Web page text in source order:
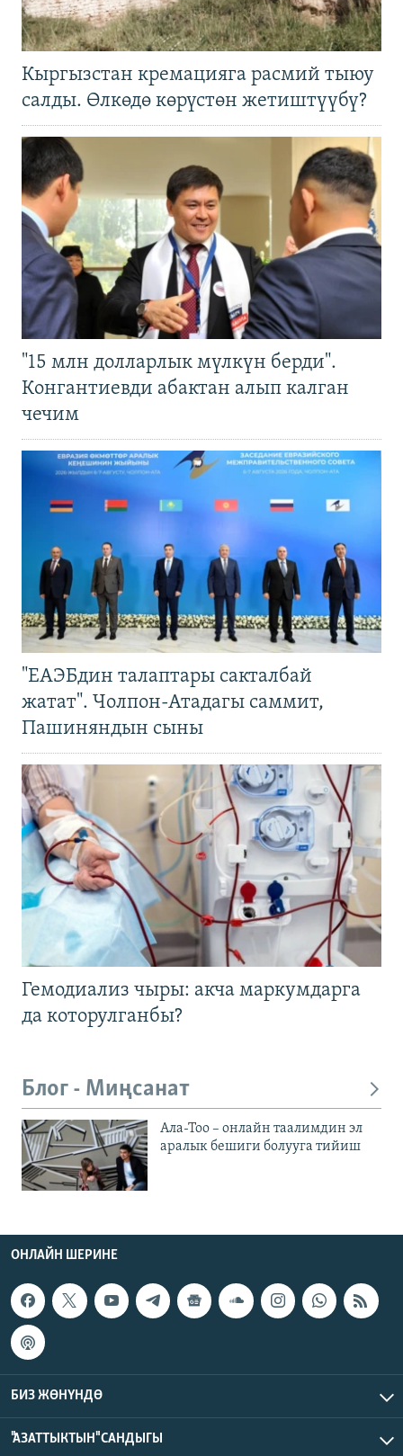
Кыргызстан кремацияга расмий тыюу
салды. Өлкөдө көрүстөн жетиштүүбү?
"15 млн долларлык мүлкүн берди".
Конгантиевди абактан алып калган
чечим
"ЕАЭБдин талаптары сакталбай
жатат". Чолпон-Атадагы саммит,
Пашиняндын сыны
Гемодиализ чыры: акча маркумдарга
да которулганбы?
Блог - Миңсанат
Ала-Тоо – онлайн таалимдин эл
аралык бешиги болууга тийиш
ОНЛАЙН ШЕРИНЕ
БИЗ ЖӨНҮНДӨ
"АЗАТТЫКТЫН" САНДЫГЫ